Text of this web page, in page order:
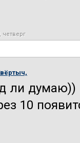
четверг
ли
10